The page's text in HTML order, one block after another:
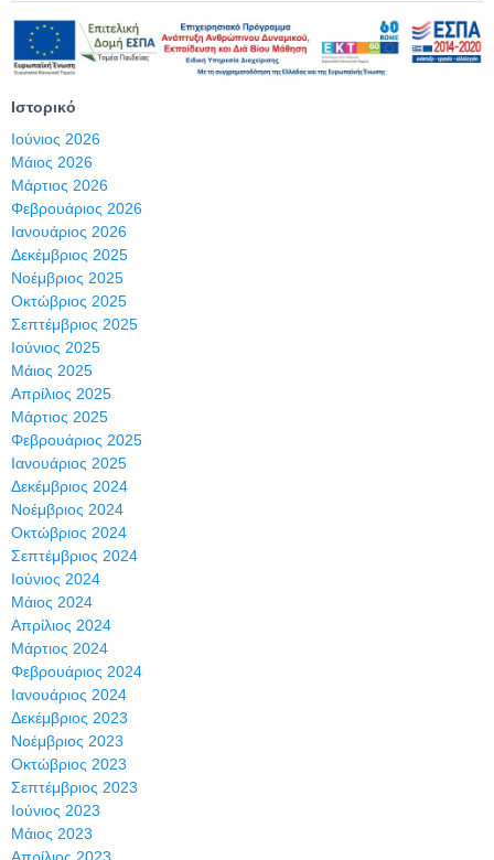
Ιστορικό
Ιούνιος 2026
Μάιος 2026
Μάρτιος 2026
Φεβρουάριος 2026
Ιανουάριος 2026
Δεκέμβριος 2025
Νοέμβριος 2025
Οκτώβριος 2025
Σεπτέμβριος 2025
Ιούνιος 2025
Μάιος 2025
Απρίλιος 2025
Μάρτιος 2025
Φεβρουάριος 2025
Ιανουάριος 2025
Δεκέμβριος 2024
Νοέμβριος 2024
Οκτώβριος 2024
Σεπτέμβριος 2024
Ιούνιος 2024
Μάιος 2024
Απρίλιος 2024
Μάρτιος 2024
Φεβρουάριος 2024
Ιανουάριος 2024
Δεκέμβριος 2023
Νοέμβριος 2023
Οκτώβριος 2023
Σεπτέμβριος 2023
Ιούνιος 2023
Μάιος 2023
Απρίλιος 2023